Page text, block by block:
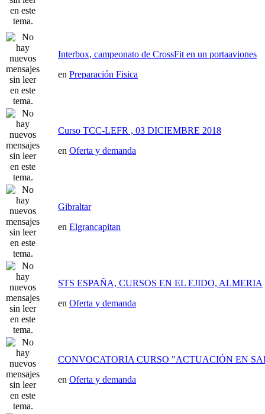
Interbox, campeonato de CrossFit en un portaaviones
en Preparación Fisica
Curso TCC-LEFR , 03 DICIEMBRE 2018
en Oferta y demanda
Gibraltar
en Elgrancapitan
STS ESPAÑA, CURSOS EN EL EJIDO, ALMERIA
en Oferta y demanda
CONVOCATORIA CURSO "ACTUACIÓN EN
en Oferta y demanda